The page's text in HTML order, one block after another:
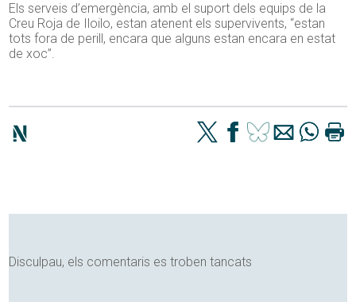
Els serveis d’emergència, amb el suport dels equips de la
Creu Roja de Iloilo, estan atenent els supervivents, “estan
tots fora de perill, encara que alguns estan encara en estat
de xoc”.
Disculpau, els comentaris es troben tancats